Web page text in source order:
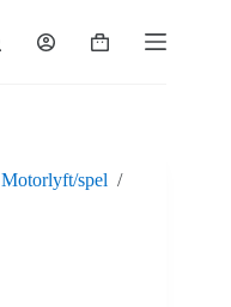
Varukorg
Motorlyft/spel /